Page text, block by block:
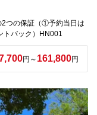
2つの保証（①予約当日は
トバック）HN001
円～ 161,800円